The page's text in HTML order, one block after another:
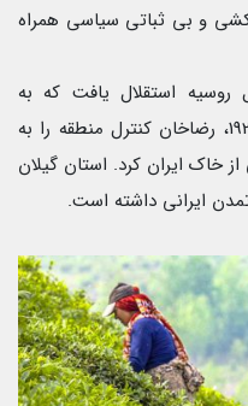
و بی ثباتی سیاسی همراه
اشغال روسیه استقلال یافت که به
جمهوری گیلان منتهی شد. در سال 1920، رضاخان کنترل منطقه را به
خاک ایران کرد. استان گیلان
ایرانی داشته است.